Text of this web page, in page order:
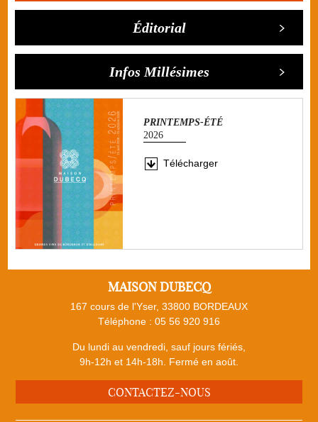
Éditorial
Infos Millésimes
PRINTEMPS-ÉTÉ
2026
Télécharger
MAISON DUBECQ
167 cours de l'Yser, 33800 BORDEAUX
Téléphone : 05 56 920 916
Du lundi au vendredi, sauf jours fériés,
9h-12h et 14h-18h. Fermé en août.
CONTACTEZ-NOUS